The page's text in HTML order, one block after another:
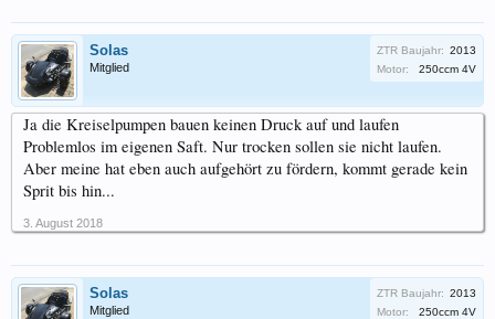
Solas
Mitglied
ZTR Baujahr: 2013
Motor:
250ccm 4V
Ja die Kreiselpumpen bauen keinen Druck auf und laufen
Problemlos im eigenen Saft. Nur trocken sollen sie nicht laufen.
Aber meine hat eben auch aufgehört zu fördern, kommt gerade kein
Sprit bis hin...
3. August 2018
Solas
Mitglied
ZTR Baujahr: 2013
Motor:
250ccm 4V